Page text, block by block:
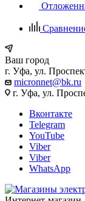
Ваш город
г. Уфа, ул.
micronnet@bk.ru
г. Уфа, ул.
Вконтакте
Telegram
YouTube
Viber
Viber
WhatsApp